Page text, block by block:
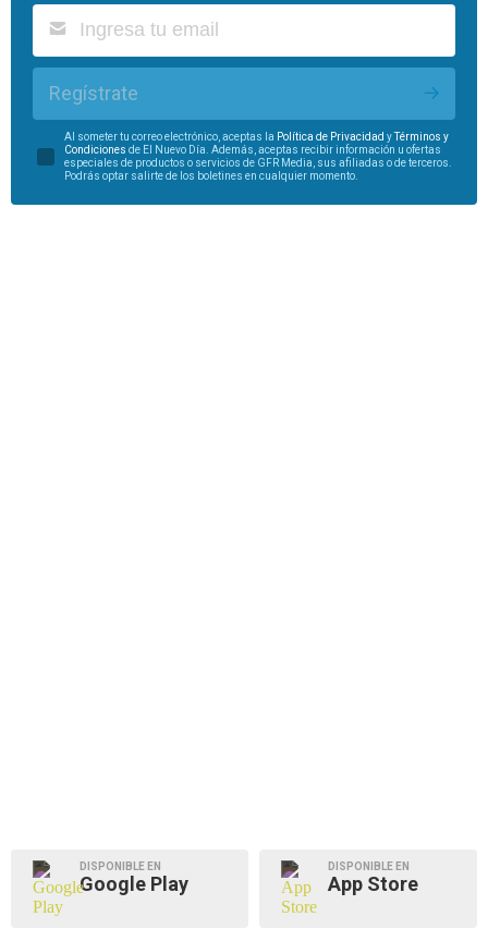
Regístrate
Al someter tu correo electrónico, aceptas la Política de Privacidad yTérminos y
Condiciones de El Nuevo Día. Además, aceptas recibir información u ofertas
especiales de productos o servicios de GFR Media, sus afiliadas o de terceros.
Podrás optar salirte de los boletines en cualquier momento.
DISPONIBLE EN
Google Play
DISPONIBLE EN
App Store